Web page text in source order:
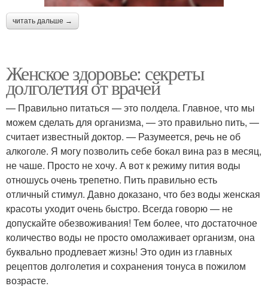
читать дальше →
Женское здоровье: секреты
долголетия от врачей
— Правильно питаться — это полдела. Главное, что мы
можем сделать для организма, — это правильно пить, —
считает известный доктор. — Разумеется, речь не об
алкоголе. Я могу позволить себе бокал вина раз в месяц,
не чаше. Просто не хочу. А вот к режиму пития воды
отношусь очень трепетно. Пить правильно есть
отличный стимул. Давно доказано, что без воды женская
красоты уходит очень быстро. Всегда говорю — не
допускайте обезвоживания! Тем более, что достаточное
количество воды не просто омолаживает организм, она
буквально продлевает жизнь! Это один из главных
рецептов долголетия и сохранения тонуса в пожилом
возрасте.